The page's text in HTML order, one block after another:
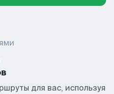
для вас, используя